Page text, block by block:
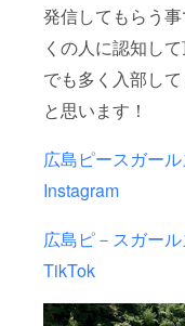
発信してもらう
くの人に認知し
でも多く入部し
と思います！
広島ピースガー
Instagram
広島ピ－スガー
TikTok